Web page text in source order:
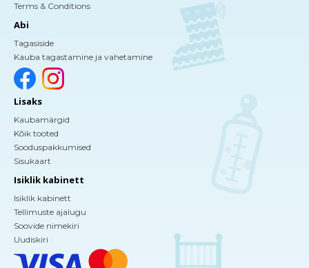
Terms & Conditions
Abi
Tagasiside
Kauba tagastamine ja vahetamine
Lisaks
Kaubamärgid
Kõik tooted
Sooduspakkumised
Sisukaart
Isiklik kabinett
Isiklik kabinett
Tellimuste ajalugu
Soovide nimekiri
Uudiskiri